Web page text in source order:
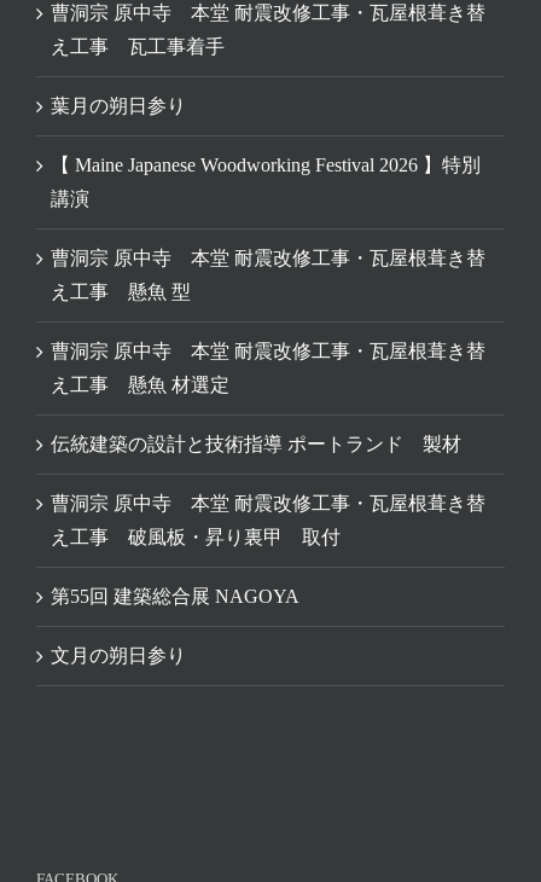
曹洞宗 原中寺 本堂 耐震改修工事・瓦屋根葺き替
え工事 瓦工事着手
葉月の朔日参り
【 Maine Japanese Woodworking Festival 2026 】特別
講演
曹洞宗 原中寺 本堂 耐震改修工事・瓦屋根葺き替
え工事 懸魚 型
曹洞宗 原中寺 本堂 耐震改修工事・瓦屋根葺き替
え工事 懸魚 材選定
伝統建築の設計と技術指導 ポートランド 製材
曹洞宗 原中寺 本堂 耐震改修工事・瓦屋根葺き替
え工事 破風板・昇り裏甲 取付
第55回 建築総合展 NAGOYA
文月の朔日参り